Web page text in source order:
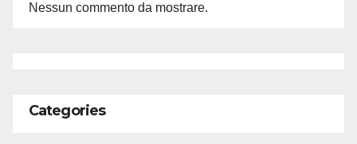
Nessun commento da mostrare.
Categories